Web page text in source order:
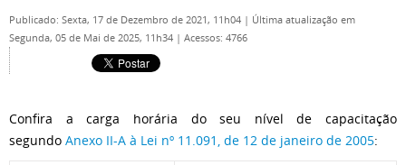
Publicado: Sexta, 17 de Dezembro de 2021, 11h04 | Última atualização em
Segunda, 05 de Mai de 2025, 11h34 | Acessos: 4766
Confira a carga horária do seu nível de capacitação
segundo Anexo II-A à Lei nº 11.091, de 12 de janeiro de 2005: